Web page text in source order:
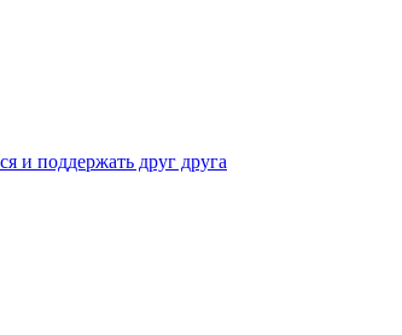
и поддержать друг друга